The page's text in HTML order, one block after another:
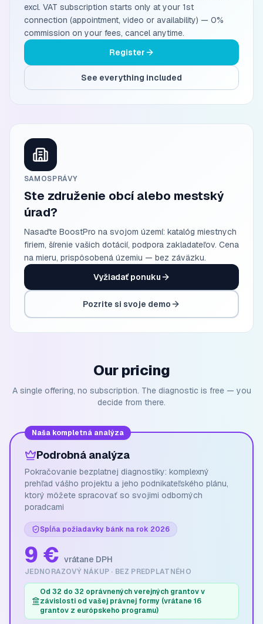
excl. VAT subscription starts only at your 1st
connection (appointment, video or availability) — 0%
commission on your fees, cancel anytime.
Register
See everything included
SAMOSPRÁVY
Ste združenie obcí alebo mestský
úrad?
Nasaďte BoostPro na svojom území: katalóg miestnych
firiem, šírenie vašich dotácií, podpora zakladateľov. Cena
na mieru, prispôsobená územiu — bez záväzku.
Vyžiadať ponuku
Pozrite si svoje demo
Our pricing
A single offering, no subscription. The diagnostic is free — you
decide from there.
Naša kompletná analýza
Podrobná analýza
Pokračovanie bezplatnej diagnostiky: komplexný
prehľad vášho projektu a jeho podnikateľského plánu,
ktorý môžete spracovať so svojimi odborných
poradcami
Spĺňa požiadavky bánk na rok 2026
9 € vrátane DPH
JEDNORAZOVÝ NÁKUP · BEZ PREDPLATNÉHO
Od 32 do 32 oprávnených verejných grantov v
závislosti od vašej právnej formy (vrátane 16
grantov z európskeho programu)